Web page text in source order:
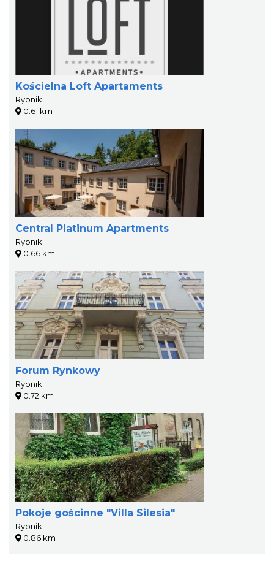
Kościelna Loft Apartaments
Rybnik
0.61 km
Central Platinum Apartments
Rybnik
0.66 km
Forum Rynkowy
Rybnik
0.72 km
Pokoje gościnne "Villa Silesia"
Rybnik
0.86 km